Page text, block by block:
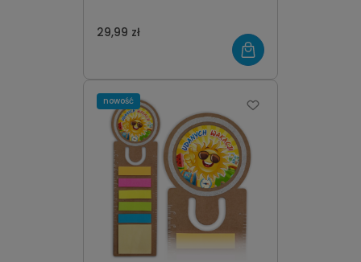
29,99 zł
nowość